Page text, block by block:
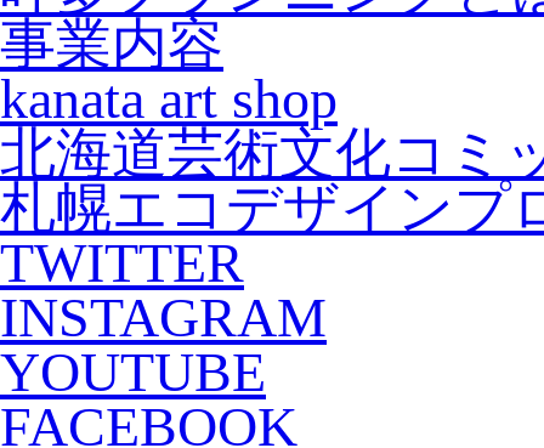
事業内容
kanata art shop
北海道芸術文化コミ
札幌エコデザインプ
TWITTER
INSTAGRAM
YOUTUBE
FACEBOOK